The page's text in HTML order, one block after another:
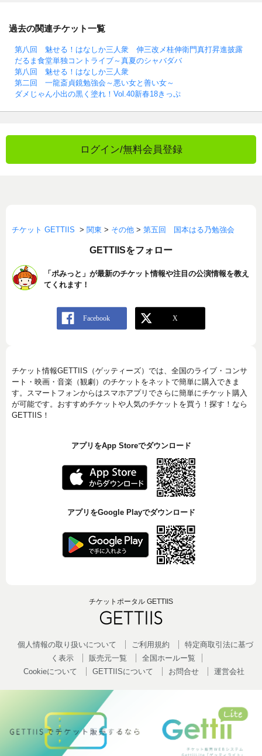
過去の関連チケット一覧
第八回 魅せる！はなしか三人衆 伸三改メ桂伸衛門真打昇進披露
だるま食堂単独コントライブ～真夏のシャバダバ
第八回 魅せる！はなしか三人衆
第二回 一龍斎貞鏡勉強会～悪い女と善い女～
ダメじゃん小出の黒く塗れ！Vol.40新春18きっぷ
ログイン/無料会員登録
チケット GETTIIS > 関東 > その他 > 第五回 国本はる乃勉強会
GETTIISをフォロー
「ポみっと」が最新のチケット情報や注目の公演情報を教え
てくれます！
チケット情報GETTIIS（ゲッティーズ）では、全国のライブ・コンサ
ート・映画・音楽（観劇）のチケットをネットで簡単に購入できま
す。スマートフォンからはスマホアプリでさらに簡単にチケット購入
が可能です。おすすめチケットや人気のチケットを買う！探す！なら
GETTIIS！
アプリをApp Storeでダウンロード
アプリをGoogle Playでダウンロード
チケットポータル GETTIIS
個人情報の取り扱いについて ご利用規約
特定商取引法に基づ
く表示
販売元一覧
全国ホールー覧
Cookieについて
GETTIISについて お問合せ 運営会社